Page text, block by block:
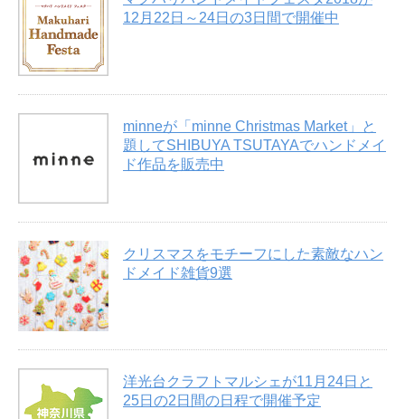
12月22日～24日の3日間で開催中
minneが「minne Christmas Market」と
題してSHIBUYA TSUTAYAでハンドメイ
ド作品を販売中
クリスマスをモチーフにした素敵なハン
ドメイド雑貨9選
洋光台クラフトマルシェが11月24日と
25日の2日間の日程で開催予定